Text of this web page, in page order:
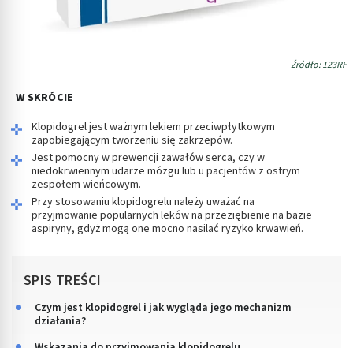
Źródło: 123RF
W SKRÓCIE
Klopidogrel jest ważnym lekiem przeciwpłytkowym
zapobiegającym tworzeniu się zakrzepów.
Jest pomocny w prewencji zawałów serca, czy w
niedokrwiennym udarze mózgu lub u pacjentów z ostrym
zespołem wieńcowym.
Przy stosowaniu klopidogrelu należy uważać na
przyjmowanie popularnych leków na przeziębienie na bazie
aspiryny, gdyż mogą one mocno nasilać ryzyko krwawień.
SPIS TREŚCI
Czym jest klopidogrel i jak wygląda jego mechanizm
działania?